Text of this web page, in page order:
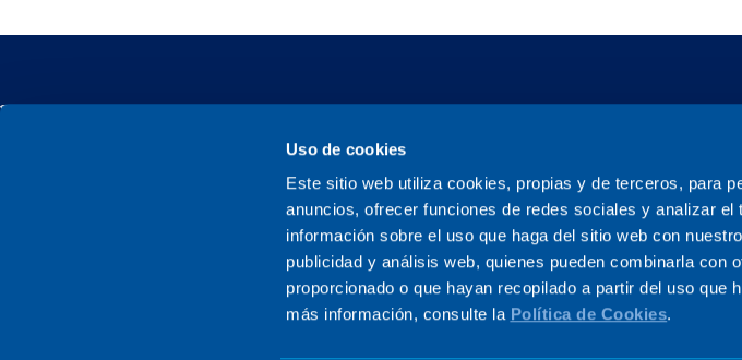
Uso de cookies
Este sitio web utiliza cookies, propias y de terceros, para
anuncios, ofrecer funciones de redes sociales y analizar el
información sobre el uso que haga del sitio web con
publicidad y análisis web, quienes pueden combinarla con
proporcionado o que hayan recopilado a partir del uso que
más información, consulte la Política de Cookies.
Sener, una empresa familiar